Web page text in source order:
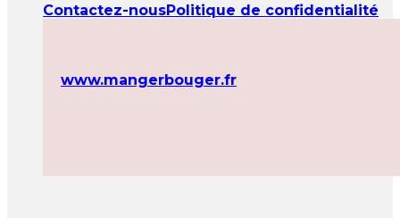
Contactez-nousPolitique de confidentialité
www.mangerbouger.fr